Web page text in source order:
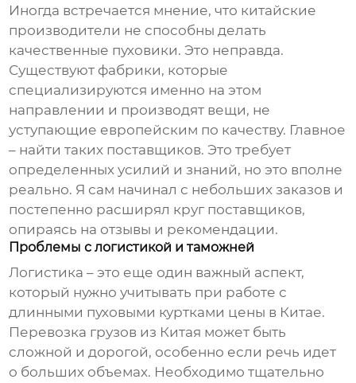
Иногда встречается мнение, что китайские
производители не способны делать
качественные пуховики. Это неправда.
Существуют фабрики, которые
специализируются именно на этом
направлении и производят вещи, не
уступающие европейским по качеству. Главное
– найти таких поставщиков. Это требует
определенных усилий и знаний, но это вполне
реально. Я сам начинал с небольших заказов и
постепенно расширял круг поставщиков,
опираясь на отзывы и рекомендации.
Проблемы с логистикой и таможней
Логистика – это еще один важный аспект,
который нужно учитывать при работе с
длинными пуховыми куртками цены в Китае.
Перевозка грузов из Китая может быть
сложной и дорогой, особенно если речь идет
о больших объемах. Необходимо тщательно